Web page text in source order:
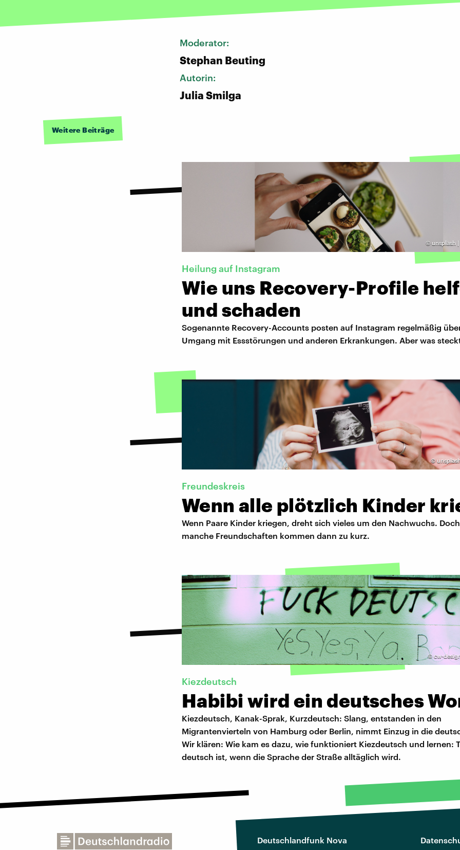
Moderator:
Stephan Beuting
Autorin:
Julia Smilga
Weitere Beiträge
© unsplash
Heilung auf Instagram
Wie uns Recovery-Profile
und schaden
Sogenannte Recovery-Accounts posten auf Instagram regelmäßig
Umgang mit Essstörungen und anderen Erkrankungen. Aber was
©
Freundeskreis
Wenn alle plötzlich Kinder
Wenn Paare Kinder kriegen, dreht sich vieles um den Nachwuchs.
manche Freundschaften kommen dann zu kurz.
© cw-
Kiezdeutsch
Habibi wird ein deutsches
Kiezdeutsch, Kanak-Sprak, Kurzdeutsch: Slang, entstanden in den
Migrantenvierteln von Hamburg oder Berlin, nimmt Einzug in die
Wir klären: Wie kam es dazu, wie funktioniert Kiezdeutsch und lernen:
deutsch ist, wenn die Sprache der Straße alltäglich wird.
Deutschlandfunk Nova